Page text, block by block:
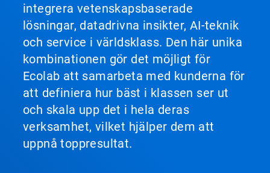
integrera vetenskapsbaserade
lösningar, datadrivna insikter, AI-teknik
och service i världsklass. Den här unika
kombinationen gör det möjligt för
Ecolab att samarbeta med kunderna för
att definiera hur bäst i klassen ser ut
och skala upp det i hela deras
verksamhet, vilket hjälper dem att
uppnå toppresultat.